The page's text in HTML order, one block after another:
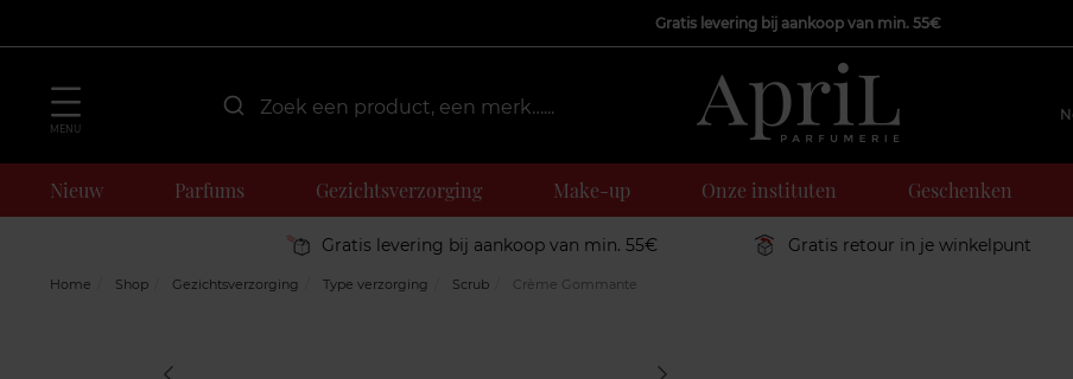
Gratis levering bij aankoop van min. 55€
MENU
Nieuw Parfums Gezichtsverzorging Make-up Onze instituten Geschenken
Gratis levering bij aankoop van min. 55€ Gratis retour in je winkelpunt
Home Shop Gezichtsverzorging Type verzorging Scrub Crème Gommante